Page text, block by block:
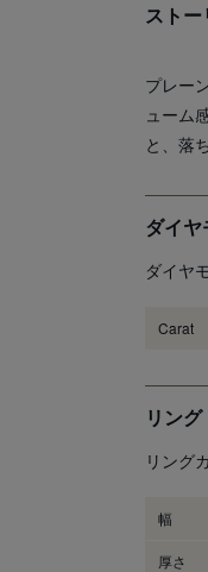
ストー
プレー
ューム
と、落
ダイ
ダイヤ
Carat
リング
リング
幅
厚さ